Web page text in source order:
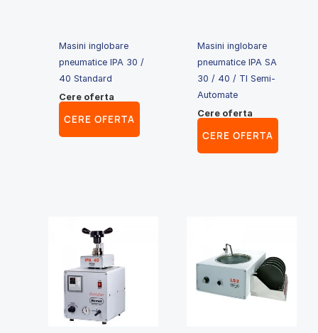
Masini inglobare
pneumatice IPA 30 /
40 Standard
Cere oferta
CERE OFERTA
Masini inglobare
pneumatice IPA SA
30 / 40 / TI Semi-
Automate
Cere oferta
CERE OFERTA